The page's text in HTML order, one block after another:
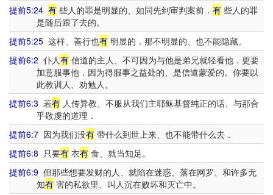
提前5:24 有 些人的罪是明显的、如同先到审判案前． 有 些人的罪
是随后跟了去的。
提前5:25 这样、善行也有 明显的．那不明显的、也不能隐藏。
提前6:2 仆人有 信道的主人、不可因为与他是弟兄就轻看他．更要
加意服事他．因为得服事之益处的、是信道蒙爱的。你要以
此教训人、劝勉人。
提前6:3 若有 人传异教、不服从我们主耶稣基督纯正的话、与那合
乎敬虔的道理．
提前6:7 因为我们没有 带什么到世上来、也不能带什么去．
提前6:8 只要有 衣有 食、就当知足。
提前6:9 但那些想要发财的人、就陷在迷惑、落在网罗、和许多无
知有害的私欲里、叫人沉在败坏和灭亡中。